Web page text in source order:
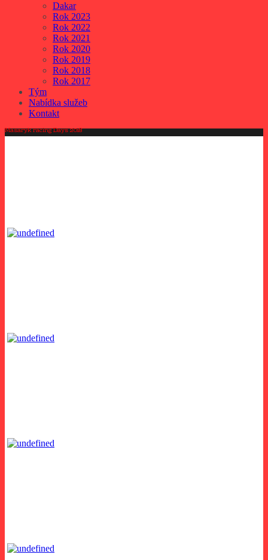
Dakar
Rok 2023
Rok 2022
Rok 2021
Rok 2020
Rok 2019
Rok 2018
Rok 2017
Tým
Nabídka služeb
Kontakt
Masaryk racing Days 2018